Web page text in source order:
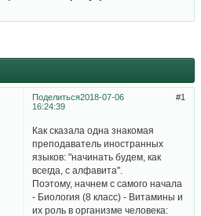
Поделиться 1
2018-07-06
16:24:39
Как сказала одна знакомая
преподаватель иностранных
языков: "начинать будем, как
всегда, с алфавита".
Поэтому, начнем с самого начала
- Биология (8 класс) - Витамины и
их роль в организме человека: